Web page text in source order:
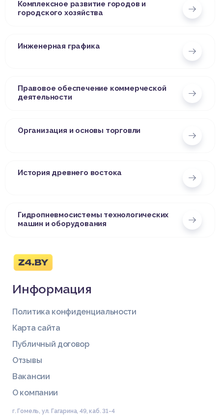
Комплексное развитие городов и
городского хозяйства
Инженерная графика
Правовое обеспечение коммерческой
деятельности
Организация и основы торговли
История древнего востока
Гидропневмосистемы технологических
машин и оборудования
Информация
Политика конфиденциальности
Карта сайта
Публичный договор
Отзывы
Вакансии
О компании
г. Гомель, ул. Гагарина, 49, каб. 31-4